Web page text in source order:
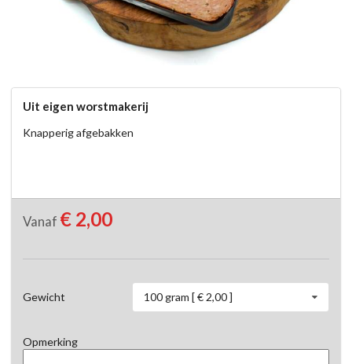
Uit eigen worstmakerij
Knapperig afgebakken
Vanaf € 2,00
Gewicht 100 gram [ € 2,00 ]
Opmerking